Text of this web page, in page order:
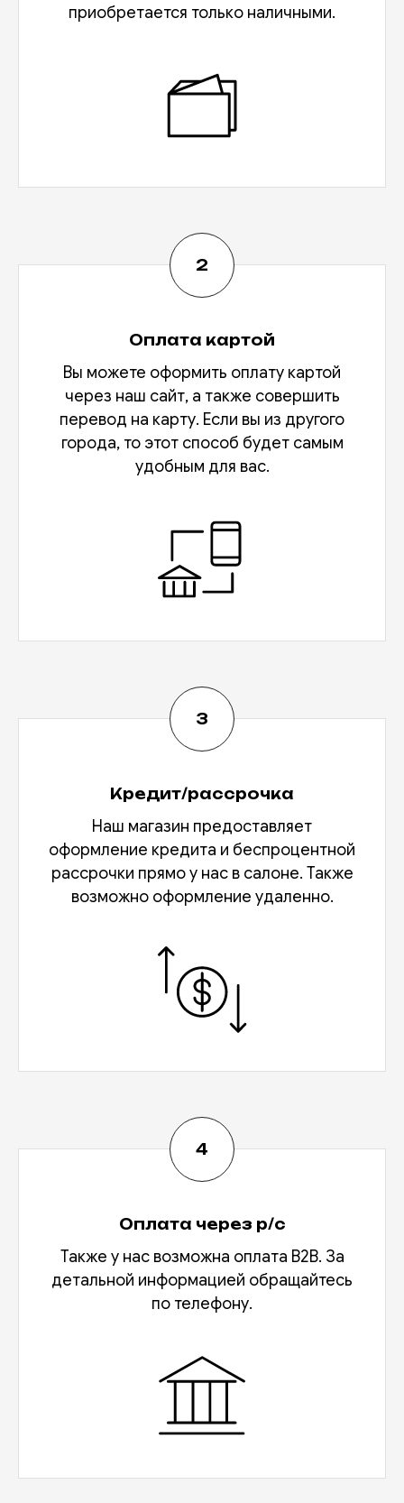
приобретается только наличными.
Оплата картой
Вы можете оформить оплату картой
через наш сайт, а также совершить
перевод на карту. Если вы из другого
города, то этот способ будет самым
удобным для вас.
Кредит/рассрочка
Наш магазин предоставляет
оформление кредита и беспроцентной
рассрочки прямо у нас в салоне. Также
возможно оформление удаленно.
Оплата через р/с
Также у нас возможна оплата В2В. За
детальной информацией обращайтесь
по телефону.